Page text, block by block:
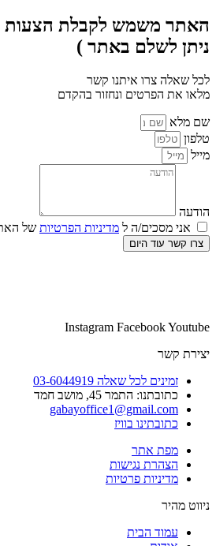
האתר משמש לקבלת הצעות
ניתן לשלם באתר )
לכל שאלה צרו איתנו קשר
מלאו את הפרטים ונחזור בהקדם
שם מלא
טלפון
מייל
הודעה
אני מסכים/ה ל מדיניות הפרטיות של
צרו קשר עוד היום
Instagram FacebookYoutube
יצירת קשר
זמינים לכל שאלה 03-6044919
כתובתנו: התמר 45, מושב חמד​
gabayoffice1@gmail.com
כתובתינו בוויז
מפת אתר
הצהרת נגישות
מדיניות פרטיות
ניווט מהיר
עמוד הבית